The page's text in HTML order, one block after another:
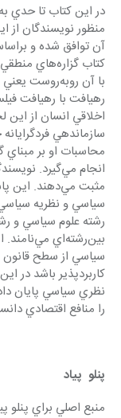
منظور نويسندگان از
آن توافق شده و
رهيافت با رهيافت
اخلاقي انسان از
سازماندهي
كاربردپذير باشد در
نظري سياسي پايان
را منافع اقتصادي
پنلو  پياد